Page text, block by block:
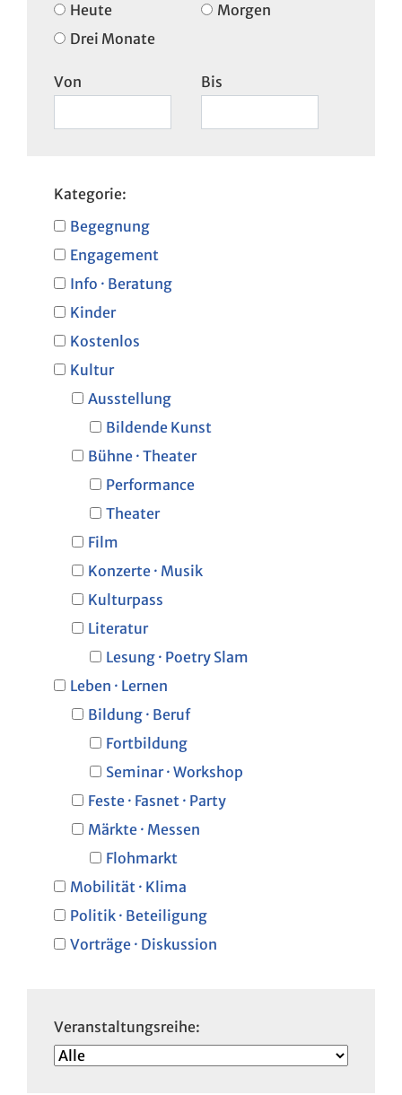
Heute
Morgen
Drei Monate
Von Bis
Kategorie:
Begegnung
Engagement
Info · Beratung
Kinder
Kostenlos
Kultur
Ausstellung
Bildende Kunst
Bühne · Theater
Performance
Theater
Film
Konzerte · Musik
Kulturpass
Literatur
Lesung · Poetry Slam
Leben · Lernen
Bildung · Beruf
Fortbildung
Seminar · Workshop
Feste · Fasnet · Party
Märkte · Messen
Flohmarkt
Mobilität · Klima
Politik · Beteiligung
Vorträge · Diskussion
Veranstaltungsreihe: